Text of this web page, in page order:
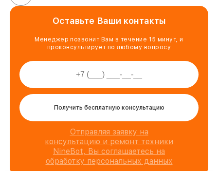
Оставьте Ваши контакты
Менеджер позвонит Вам в течение 15 минут, и
проконсультирует по любому вопросу
Получить бесплатную консультацию
Отправляя заявку на
консультацию и ремонт техники
NineBot, Вы соглашаетесь на
обработку персональных данных